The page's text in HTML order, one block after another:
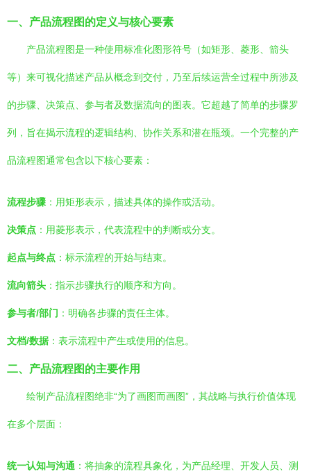
一、产品流程图的定义与核心要素
产品流程图是一种使用标准化图形符号（如矩形、菱形、箭头
等）来可视化描述产品从概念到交付，乃至后续运营全过程中所涉及
的步骤、决策点、参与者及数据流向的图表。它超越了简单的步骤罗
列，旨在揭示流程的逻辑结构、协作关系和潜在瓶颈。一个完整的产
品流程图通常包含以下核心要素：
流程步骤 ：用矩形表示，描述具体的操作或活动。
决策点 ：用菱形表示，代表流程中的判断或分支。
起点与终点 ：标示流程的开始与结束。
流向箭头 ：指示步骤执行的顺序和方向。
参与者/部门 ：明确各步骤的责任主体。
文档/数据 ：表示流程中产生或使用的信息。
二、产品流程图的主要作用
绘制产品流程图绝非“为了画图而画图”，其战略与执行价值体现
在多个层面：
统一认知与沟通 ：将抽象的流程具象化，为产品经理、开发人员、测